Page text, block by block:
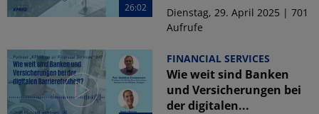
26:02
Dienstag, 29. April 2025 | 701
Aufrufe
FINANCIAL SERVICES
Wie weit sind Banken
und Versicherungen bei
der digitalen...